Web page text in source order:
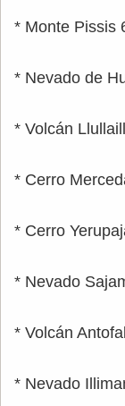
* Monte Pissis
* Nevado de
* Volcán
* Cerro
* Cerro
* Nevado
* Volcán
* Nevado